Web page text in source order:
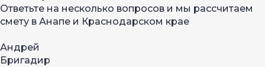
Ответьте на несколько вопросов и мы рассчитаем
смету в Анапе и Краснодарском крае
Андрей
Бригадир